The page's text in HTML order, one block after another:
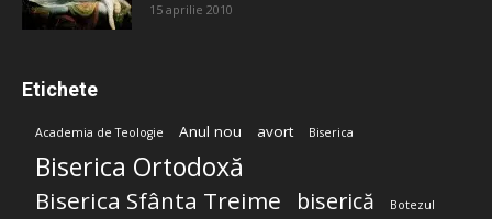
15 aprilie 2010
Etichete
Academia de Teologie Anul nou avort Biserica
Biserica Ortodoxă
Biserica Sfânta Treime biserică Botezul